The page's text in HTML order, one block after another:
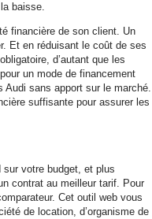
baisse.
financière de son client. Un
Et en réduisant le coût de ses
d’autant que les
un mode de financement
Audi sans apport sur le marché.
suffisante pour assurer les
votre budget, et plus
contrat au meilleur tarif. Pour
Cet outil web vous
de location, d’organisme de